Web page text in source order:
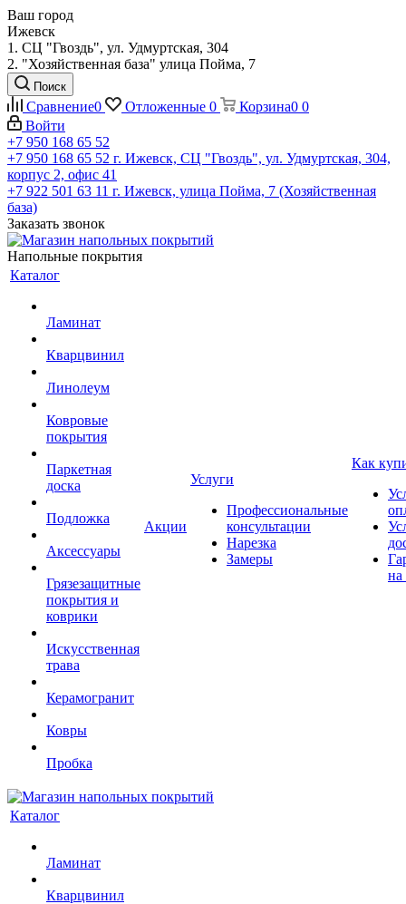
Ваш город
Ижевск
1. СЦ "Гвоздь", ул. Удмуртская, 304
2. "Хозяйственная база" улица Пойма, 7
Поиск
Сравнение0 Отложенные 0 Корзина0 0
Войти
+7 950 168 65 52
+7 950 168 65 52 г. Ижевск, СЦ "Гвоздь", ул. Удмуртская, 304,
корпус 2, офис 41
+7 922 501 63 11 г. Ижевск, улица Пойма, 7 (Хозяйственная
база)
Заказать звонок
Напольные покрытия
Каталог
Ламинат
Кварцвинил
Линолеум
Ковровые
покрытия
Паркетная
доска
Подложка
Аксессуары
Грязезащитные
покрытия и
коврики
Искусственная
трава
Керамогранит
Ковры
Пробка
Акции
Услуги
Профессиональные
консультации
Нарезка
Замеры
Как
на
Каталог
Ламинат
Кварцвинил